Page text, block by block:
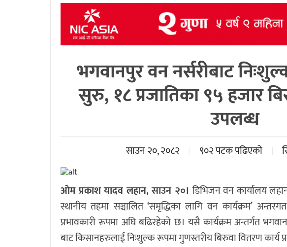
भगवानपुर वन नर्सरीबाट
सुरु, १८ प्रजातिका ९५ हजार
उपलब्ध
साउन २०, २०८२ ९०२ पटक पढिएको
ओम प्रकाश यादव लहान, साउन २०। डिभिजन वन कार्यालय
स्थानीय तहमा सञ्चालित ‘समृद्धिका लागि वन कार्यक्रम’
प्रभावकारी रूपमा अघि बढिरहेको छ। यसै कार्यक्रम अन्तर्गत
बाट किसानहरुलाई निःशुल्क रूपमा गुणस्तरीय बिरुवा वितरण कार्य